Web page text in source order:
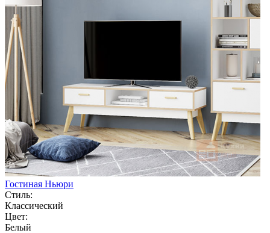
Гостиная Ньюри
Стиль:
Классический
Цвет:
Белый